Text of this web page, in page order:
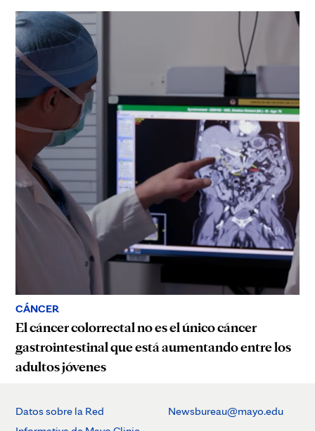
CÁNCER
El cáncer colorrectal no es el único cáncer
gastrointestinal que está aumentando entre los
adultos jóvenes
Datos sobre la Red
Newsbureau@mayo.edu